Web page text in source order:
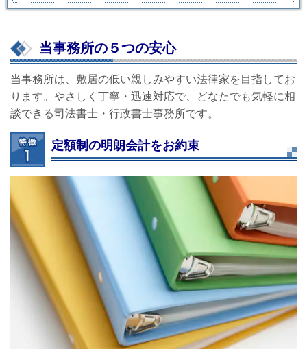
当事務所の５つの安心
当事務所は、敷居の低い親しみやすい法律家を目指してお
ります。やさしく丁寧・迅速対応で、どなたでも気軽に相
談できる司法書士・行政書士事務所です。
定額制の明朗会計をお約束